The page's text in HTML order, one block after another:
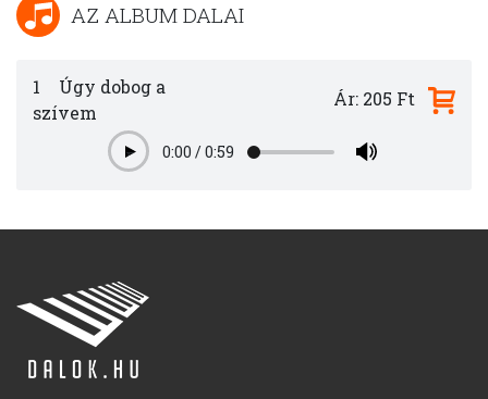
AZ ALBUM DALAI
1
Úgy dobog a
szívem
Play0:00 /0:59
Ár: 205 Ft